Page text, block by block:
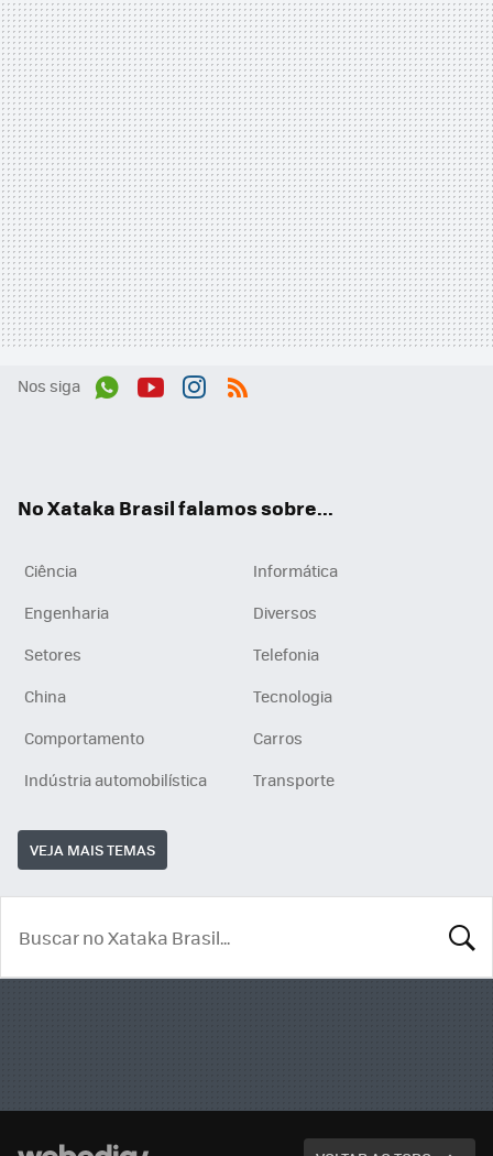
Nos siga
No Xataka Brasil falamos sobre...
Ciência
Informática
Engenharia
Diversos
Setores
Telefonia
China
Tecnologia
Comportamento
Carros
Indústria automobilística
Transporte
VEJA MAIS TEMAS